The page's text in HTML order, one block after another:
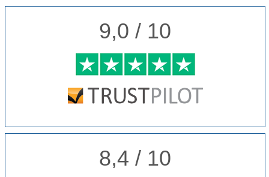
9,0 / 10
8,4 / 10